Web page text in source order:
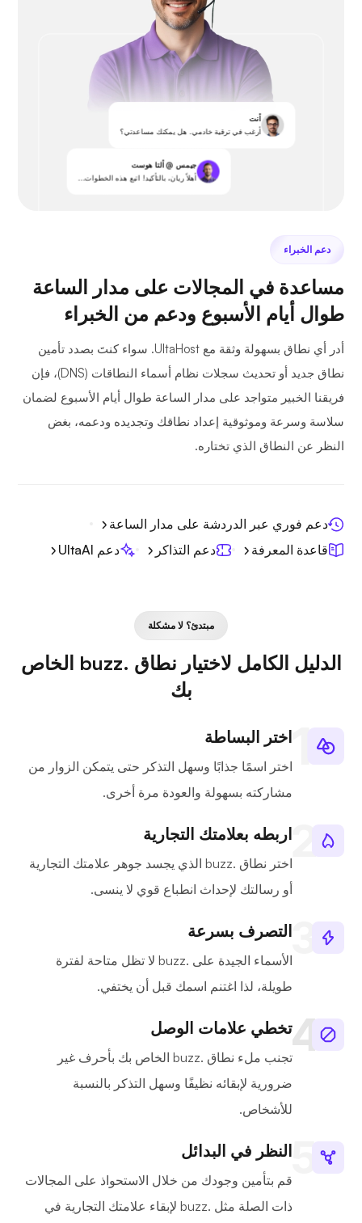
أنت
أرغب في ترقية خادمي. هل يمكنك مساعدتي؟
جيمس @ ألتا هوست
أهلاً ريان، بالتأكيد! اتبع هذه الخطوات...
دعم الخبراء
مساعدة في المجالات على مدار الساعة
طوال أيام الأسبوع ودعم من الخبراء
أدر أي نطاق بسهولة وثقة مع UltaHost. سواء كنتَ بصدد تأمين
نطاق جديد أو تحديث سجلات نظام أسماء النطاقات (DNS)، فإن
فريقنا الخبير متواجد على مدار الساعة طوال أيام الأسبوع لضمان
سلاسة وسرعة وموثوقية إعداد نطاقك وتجديده ودعمه، بغض
النظر عن النطاق الذي تختاره.
دعم فوري عبر الدردشة على مدار الساعة
قاعدة المعرفة
دعم التذاكر دعم UltaAI
مبتدئ؟ لا مشكلة
الدليل الكامل لاختيار نطاق .buzz الخاص
بك
اختر البساطة
اختر اسمًا جذابًا وسهل التذكر حتى يتمكن الزوار من
مشاركته بسهولة والعودة مرة أخرى.
اربطه بعلامتك التجارية
اختر نطاق .buzz الذي يجسد جوهر علامتك التجارية
أو رسالتك لإحداث انطباع قوي لا ينسى.
التصرف بسرعة
الأسماء الجيدة على .buzz لا تظل متاحة لفترة
طويلة، لذا اغتنم اسمك قبل أن يختفي.
تخطي علامات الوصل
تجنب ملء نطاق .buzz الخاص بك بأحرف غير
ضرورية لإبقائه نظيفًا وسهل التذكر بالنسبة
للأشخاص.
النظر في البدائل
قم بتأمين وجودك من خلال الاستحواذ على المجالات
ذات الصلة مثل .buzz لإبقاء علامتك التجارية في